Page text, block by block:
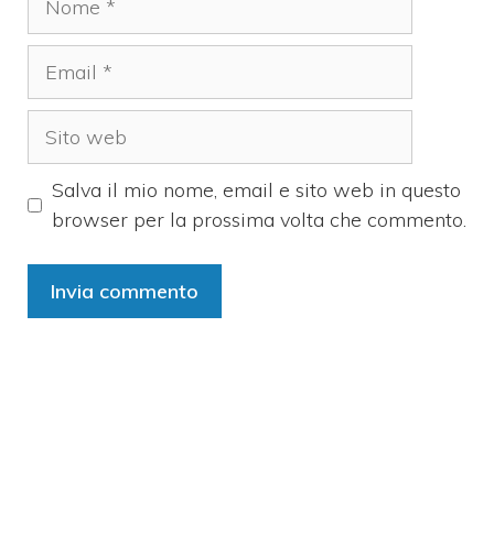
Salva il mio nome, email e sito web in questo
browser per la prossima volta che commento.